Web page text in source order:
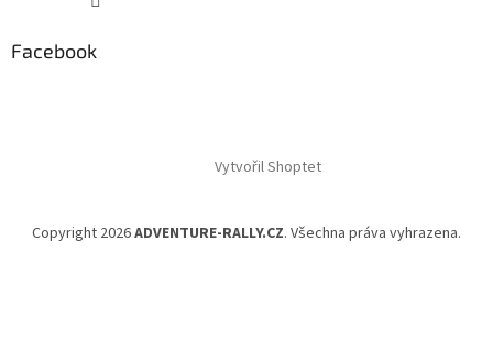
Facebook
Vytvořil Shoptet
Copyright 2026ADVENTURE-RALLY.CZ. Všechna práva vyhrazena.